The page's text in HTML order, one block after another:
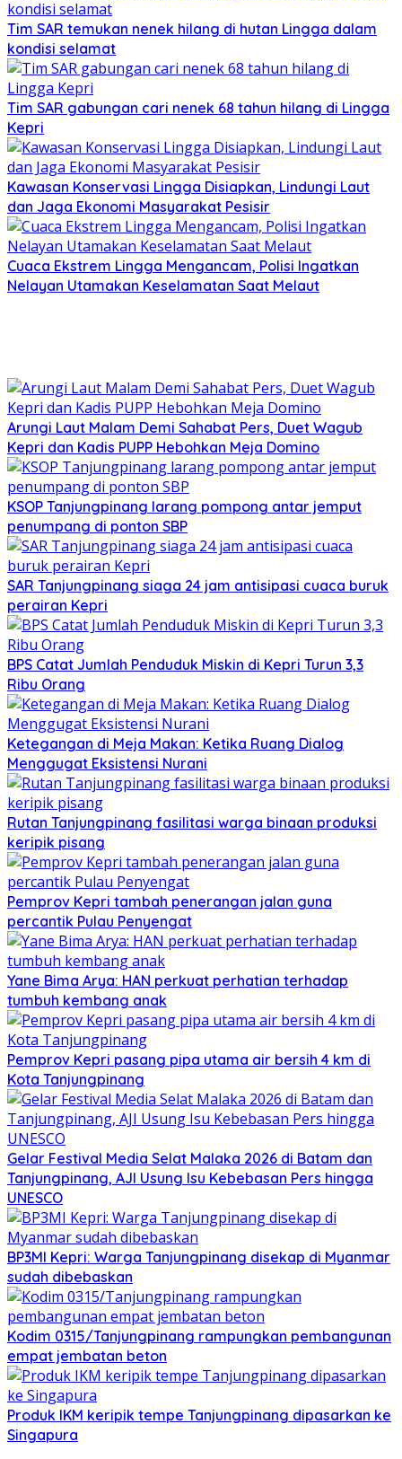
Tim SAR temukan nenek hilang di hutan Lingga dalam
kondisi selamat
Tim SAR gabungan cari nenek 68 tahun hilang di Lingga
Kepri
Kawasan Konservasi Lingga Disiapkan, Lindungi Laut
dan Jaga Ekonomi Masyarakat Pesisir
Cuaca Ekstrem Lingga Mengancam, Polisi Ingatkan
Nelayan Utamakan Keselamatan Saat Melaut
Arungi Laut Malam Demi Sahabat Pers, Duet Wagub
Kepri dan Kadis PUPP Hebohkan Meja Domino
KSOP Tanjungpinang larang pompong antar jemput
penumpang di ponton SBP
SAR Tanjungpinang siaga 24 jam antisipasi cuaca buruk
perairan Kepri
BPS Catat Jumlah Penduduk Miskin di Kepri Turun 3,3
Ribu Orang
Ketegangan di Meja Makan: Ketika Ruang Dialog
Menggugat Eksistensi Nurani
Rutan Tanjungpinang fasilitasi warga binaan produksi
keripik pisang
Pemprov Kepri tambah penerangan jalan guna
percantik Pulau Penyengat
Yane Bima Arya: HAN perkuat perhatian terhadap
tumbuh kembang anak
Pemprov Kepri pasang pipa utama air bersih 4 km di
Kota Tanjungpinang
Gelar Festival Media Selat Malaka 2026 di Batam dan
Tanjungpinang, AJI Usung Isu Kebebasan Pers hingga
UNESCO
BP3MI Kepri: Warga Tanjungpinang disekap di Myanmar
sudah dibebaskan
Kodim 0315/Tanjungpinang rampungkan pembangunan
empat jembatan beton
Produk IKM keripik tempe Tanjungpinang dipasarkan ke
Singapura